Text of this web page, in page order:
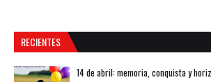
RECIENTES
14 de abril: memoria, conquista y